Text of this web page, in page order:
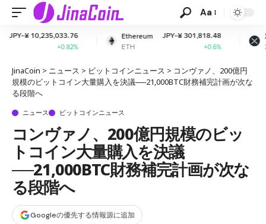
Aa
Ethereum
ETH
JPY-¥ 301,818.48
XRP
XRP
JPY-¥
-
JinaCoin > ニュース > ビットコインニュース > コンヴァノ、200億円
規模のビットコイン大量購入を決議──21,000BTC財務補完計画が次な
る段階へ
ニュース ビットコインニュース
コンヴァノ、200億円規模のビッ
トコイン大量購入を決議
──21,000BTC財務補完計画が次な
る段階へ
Googleの優先する情報源に追加